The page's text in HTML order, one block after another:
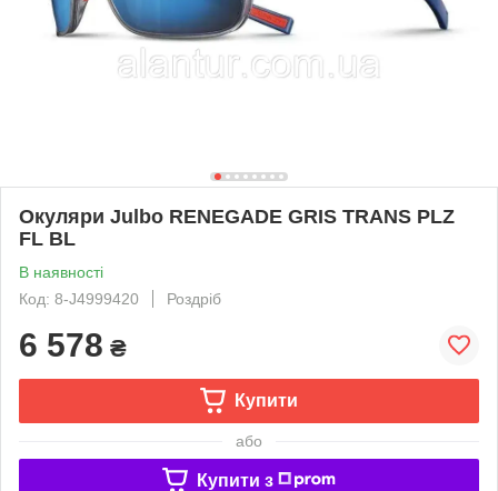
Окуляри Julbo RENEGADE GRIS TRANS PLZ
FL BL
В наявності
Код: 8-J4999420
Роздріб
6 578 ₴
Купити
або
Купити з